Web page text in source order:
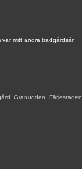
mitt andra trädgårdsår.
Granudden Färjestaden